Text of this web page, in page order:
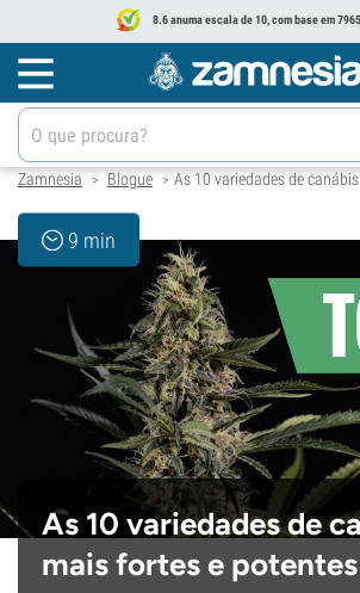
8.6 anuma escala de 10, com base em
Zamnesia > Blogue > As 10 variedades de
9 min
As 10 variedades de
mais fortes e potentes